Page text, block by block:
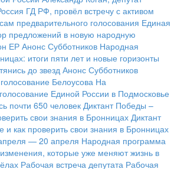
ГД РФ, провёл встречу с активом
предварительного голосования Единая
предложений в новую народную
ЕР Анонс Субботников Народная
итоги пяти лет и новые горизонты
до звезд Анонс Субботников
Белоусова На
Единой России в Подмосковье
почти 650 человек Диктант Победы –
свои знания в Бронницах Диктант
и как проверить свои знания в Бронницах
— 20 апреля Народная программа
которые уже меняют жизнь в
Рабочая встреча депутата Рабочая